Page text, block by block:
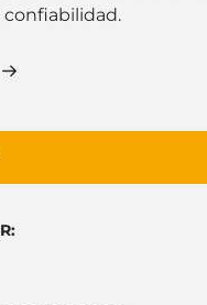
confiabilidad.